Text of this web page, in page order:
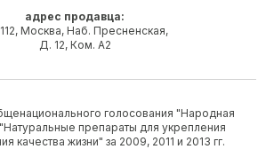
адрес продавца:
Москва, Наб. Пресненская,
Д. 12, Ком. А2
голосования "Народная
препараты для укрепления
качества жизни" за 2009, 2011 и 2013 гг.